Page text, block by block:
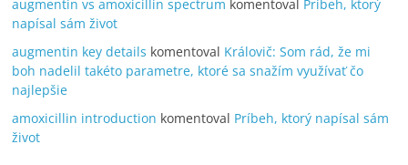
augmentin vs amoxicillin spectrum komentoval Príbeh, ktorý
napísal sám život
augmentin key details komentoval Královič: Som rád, že mi
boh nadelil takéto parametre, ktoré sa snažím využívať čo
najlepšie
amoxicillin introduction komentoval Príbeh, ktorý napísal sám
život